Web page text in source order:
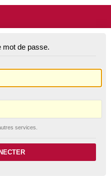
mot de passe.
services.